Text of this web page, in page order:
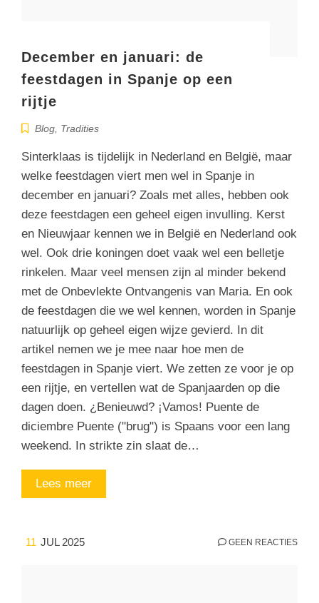
December en januari: de
feestdagen in Spanje op een
rijtje
Blog Tradities
Sinterklaas is tijdelijk in Nederland en België, maar
welke feestdagen viert men wel in Spanje in
december en januari? Zoals met alles, hebben ook
deze feestdagen een geheel eigen invulling. Kerst
en Nieuwjaar kennen we in België en Nederland ook
wel. Ook drie koningen doet vaak wel een belletje
rinkelen. Maar veel mensen zijn al minder bekend
met de Onbevlekte Ontvangenis van Maria. En ook
de feestdagen die we wel kennen, worden in Spanje
natuurlijk op geheel eigen wijze gevierd. In dit
artikel nemen we je mee naar hoe men de
feestdagen in Spanje viert. We zetten ze voor je op
een rijtje, en vertellen wat de Spanjaarden op die
dagen doen. ¿Benieuwd? ¡Vamos! Puente de
diciembre Puente ("brug") is Spaans voor een lang
weekend. In strikte zin slaat de…
Lees meer
11 JUL 2025 GEEN REACTIES